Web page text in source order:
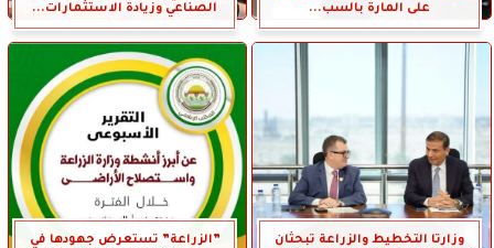
على المارة بالسب...
الصناعي وزيادة الاستثمارات...
وزارتا التخطيط والزراعة تبحثان
”الزراعة” تستعرض جهودها في